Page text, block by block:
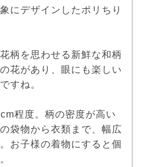
にデザインしたポリちり
柄を思わせる新鮮な和柄
花があり、眼にも楽しい
すね。
程度。柄の密度が高い
袋物から衣類まで、幅広
お子様の着物にすると個